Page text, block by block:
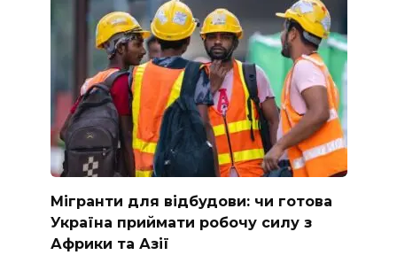
Мігранти для відбудови: чи готова
Україна приймати робочу силу з
Африки та Азії